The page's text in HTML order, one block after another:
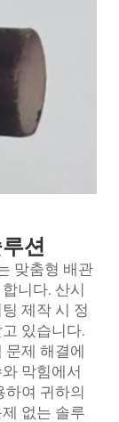
션
맞춤형 배관
니다. 산시
제작 시 정
있습니다.
문제 해결에
막힘에서
하여 귀하의
없는 솔루